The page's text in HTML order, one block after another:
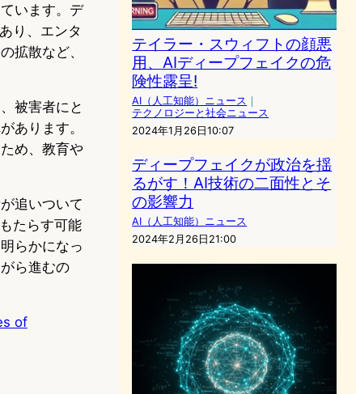
います。デ
り、エンタ
拡散など、
被害者にと
あります。
め、教育や
追いついて
たらす可能
らかになっ
ら進むの
of
テイラー・スウィフトの顔悪
用、AIディープフェイクの危
険性露呈!
AI（人工知能）ニュース ｜
テクノロジーと社会ニュース
2024年1月26日10:07
ディープフェイクが政治を揺
るがす！AI技術の二面性とそ
の影響力
AI（人工知能）ニュース
2024年2月26日21:00